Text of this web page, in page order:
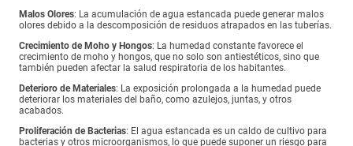
Malos Olores: La acumulación de agua estancada puede generar malos
olores debido a la descomposición de residuos atrapados en las tuberías.
Crecimiento de Moho y Hongos: La humedad constante favorece el
crecimiento de moho y hongos, que no solo son antiestéticos, sino que
también pueden afectar la salud respiratoria de los habitantes.
Deterioro de Materiales: La exposición prolongada a la humedad puede
deteriorar los materiales del baño, como azulejos, juntas, y otros
acabados.
Proliferación de Bacterias: El agua estancada es un caldo de cultivo para
bacterias y otros microorganismos, lo que puede suponer un riesgo para